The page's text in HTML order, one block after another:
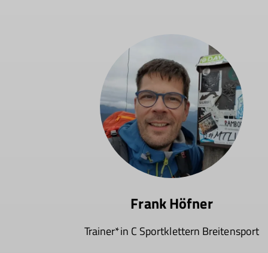
Frank Höfner
Trainer*in C Sportklettern Breitensport